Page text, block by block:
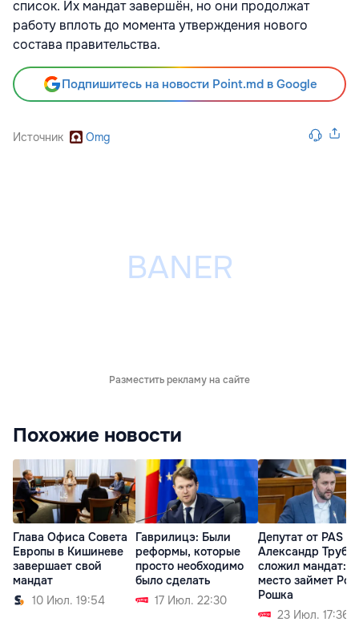
список. Их мандат завершён, но они продолжат
работу вплоть до момента утверждения нового
состава правительства.
Подпишитесь на новости Point.md в Google
Источник Omg
Разместить рекламу на сайте
Похожие новости
Глава Офиса Совета
Европы в Кишиневе
завершает свой
мандат
10 Июл. 19:54
Гаврилицэ: Были
реформы, которые
просто необходимо
было сделать
17 Июл. 22:30
Депутат от PAS
Александр
сложил мандат:
место займет
Рошка
23 Июл. 17:36